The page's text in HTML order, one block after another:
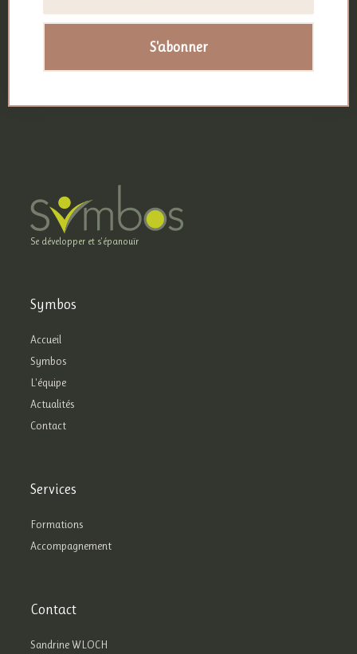
S'abonner
Se développer et s'épanouïr
Symbos
Accueil
Symbos
L'équipe
Actualités
Contact
Services
Formations
Accompagnement
Contact
Sandrine WLOCH